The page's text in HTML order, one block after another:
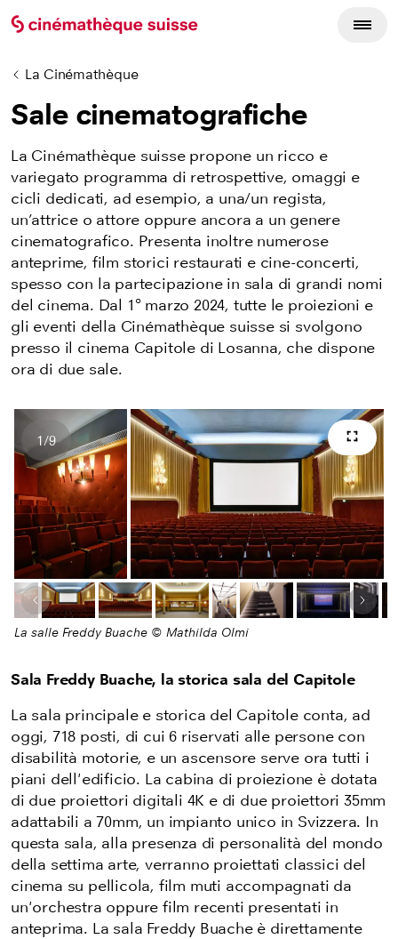
La Cinémathèque
Sale cinematografiche
La Cinémathèque suisse propone un ricco e
variegato programma di retrospettive, omaggi e
cicli dedicati, ad esempio, a una/un regista,
un’attrice o attore oppure ancora a un genere
cinematografico. Presenta inoltre numerose
anteprime, film storici restaurati e cine-concerti,
spesso con la partecipazione in sala di grandi nomi
del cinema. Dal 1° marzo 2024, tutte le proiezioni e
gli eventi della Cinémathèque suisse si svolgono
presso il cinema Capitole di Losanna, che dispone
ora di due sale.
Numero di immagini
1/9
Immagine precedente
La salle Freddy Buache © Mathilda Olmi
Sala Freddy Buache, la storica sala del Capitole
La sala principale e storica del Capitole conta, ad
oggi, 718 posti, di cui 6 riservati alle persone con
disabilità motorie, e un ascensore serve ora tutti i
piani dell'edificio. La cabina di proiezione è dotata
di due proiettori digitali 4K e di due proiettori 35mm
adattabili a 70mm, un impianto unico in Svizzera. In
questa sala, alla presenza di personalità del mondo
della settima arte, verranno proiettati classici del
cinema su pellicola, film muti accompagnati da
un'orchestra oppure film recenti presentati in
anteprima. La sala Freddy Buache è direttamente